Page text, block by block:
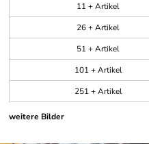
11 + Artikel
26 + Artikel
51 + Artikel
101 + Artikel
251 + Artikel
weitere Bilder